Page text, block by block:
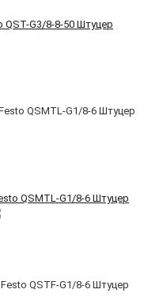
QST-G3/8-8-50 Штуцер
QSMTL-G1/8-6 Штуцер